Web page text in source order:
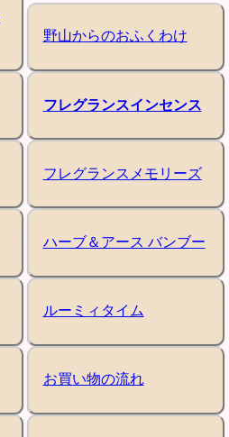
野山からのおふくわけ
フレグランスインセンス
フレグランスメモリーズ
ハーブ＆アース バンブー
ルーミィタイム
お買い物の流れ